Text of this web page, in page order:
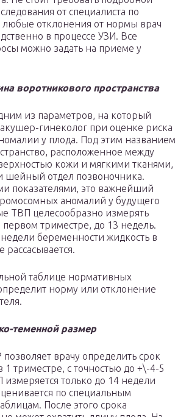
от специалиста по
любые отклонения от нормы врач
в процессе УЗИ. Все
можно задать на приеме у
воротникового пространства
из параметров, на который
гинеколог при оценке риска
у плода. Под этим названием
расположенное между
кожи и мягкими тканями,
отдел позвоночника.
показателями, это важнейший
аномалий у будущего
ТВП целесообразно измерять
первом триместре, до 13 недель.
беременности жидкость в
таблице нормативных
норму или отклонение
теменной размер
врачу определить срок
триместре, с точностью до +\-4-5
только до 14 недели
по специальным
После этого срока